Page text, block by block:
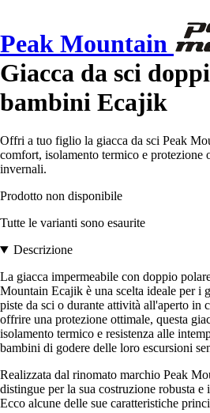
Peak Mountain
Giacca da sci
bambini Ecajik
Offri a tuo figlio la giacca da sci Peak
comfort, isolamento termico e protezione
invernali.
Prodotto non disponibile
Tutte le varianti sono esaurite
Descrizione
La giacca impermeabile con doppio
Mountain Ecajik è una scelta ideale per i
piste da sci o durante attività all'aperto in
offrire una protezione ottimale, questa
isolamento termico e resistenza alle
bambini di godere delle loro escursioni
Realizzata dal rinomato marchio Peak
distingue per la sua costruzione robusta
Ecco alcune delle sue caratteristiche